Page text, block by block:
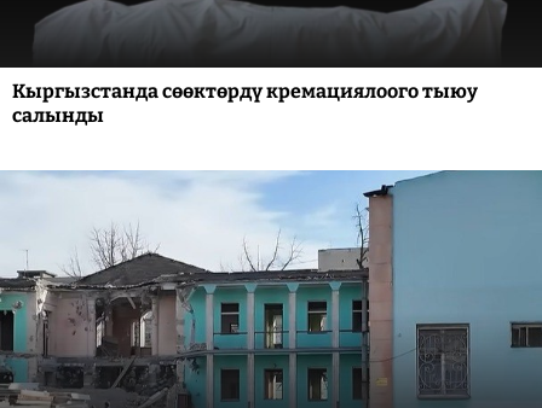
Кыргызстанда сөөктөрдү кремациялоого тыюу
салынды